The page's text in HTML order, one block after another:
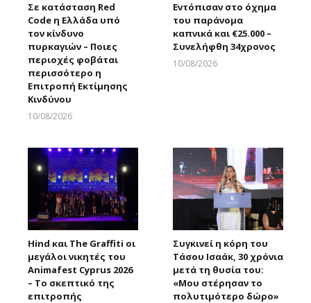
Σε κατάσταση Red
Code η Ελλάδα υπό
τον κίνδυνο
πυρκαγιών – Ποιες
περιοχές φοβάται
περισσότερο η
Επιτροπή Εκτίμησης
Κινδύνου
10/08/2026
Εντόπισαν στο όχημα
του παράνομα
καπνικά και €25.000 –
Συνελήφθη 34χρονος
10/08/2026
Hind και The Graffiti οι
μεγάλοι νικητές του
Animafest Cyprus 2026
– Το σκεπτικό της
επιτροπής
Συγκινεί η κόρη του
Τάσου Ισαάκ, 30 χρόνια
μετά τη θυσία του:
«Μου στέρησαν το
πολυτιμότερο δώρο»